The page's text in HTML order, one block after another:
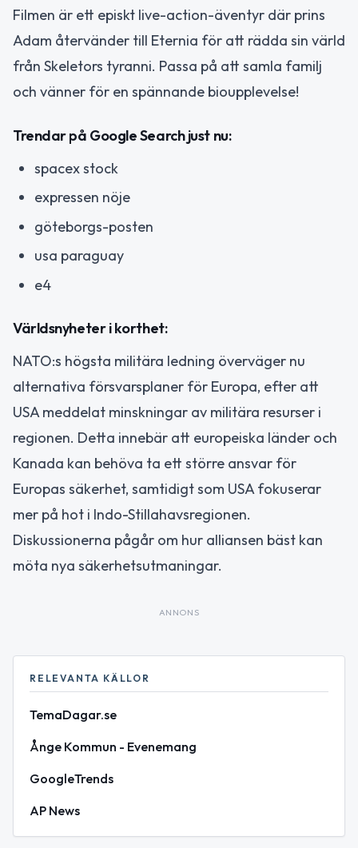
Filmen är ett episkt live-action-äventyr där prins
Adam återvänder till Eternia för att rädda sin värld
från Skeletors tyranni. Passa på att samla familj
och vänner för en spännande bioupplevelse!
Trendar på Google Search just nu:
spacex stock
expressen nöje
göteborgs-posten
usa paraguay
e4
Världsnyheter i korthet:
NATO:s högsta militära ledning överväger nu
alternativa försvarsplaner för Europa, efter att
USA meddelat minskningar av militära resurser i
regionen. Detta innebär att europeiska länder och
Kanada kan behöva ta ett större ansvar för
Europas säkerhet, samtidigt som USA fokuserar
mer på hot i Indo-Stillahavsregionen.
Diskussionerna pågår om hur alliansen bäst kan
möta nya säkerhetsutmaningar.
ANNONS
RELEVANTA KÄLLOR
TemaDagar.se
Ånge Kommun - Evenemang
GoogleTrends
AP News